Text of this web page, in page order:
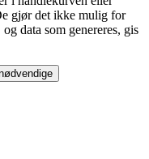
gjør det ikke mulig for
data som genereres, gis